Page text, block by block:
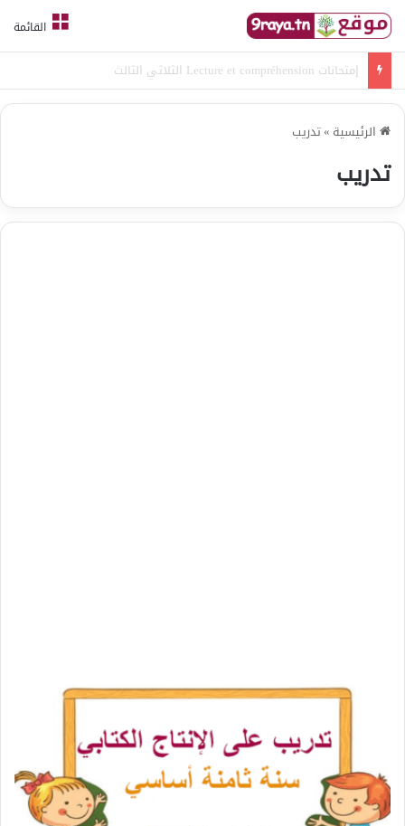
القائمة
امتحانات قواعد لغة الثلاثي الثالث
الرئيسية »تدريب
تدريب